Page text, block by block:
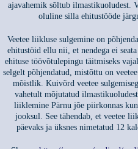
ajavahemik sõltub ilmastikuoludest.
oluline silla ehitustööde
Veetee liikluse sulgemine on
ehitustöid ellu nii, et nendega ei
ehituse töövõtulepingu täitmiseks
selgelt põhjendatud, mistõttu on
mõistlik. Kuivõrd veetee
vahetult mõjutatud
liiklemine Pärnu jõe piirkonnas
jooksul. See tähendab, et veetee
päevaks ja üksnes nimetatud 12